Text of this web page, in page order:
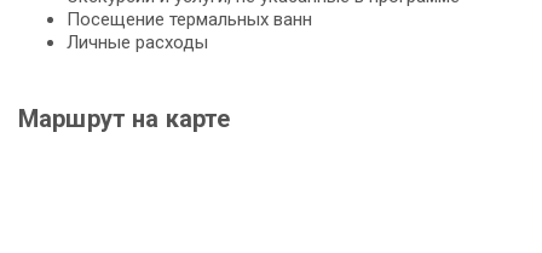
Посещение термальных ванн
Личные расходы
Маршрут на карте